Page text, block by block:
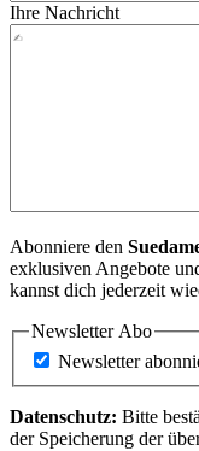
Ihre Nachricht
Abonniere den
exklusiven Angebote
kannst dich jederzeit
Newsletter Abo
Newsletter
Datenschutz: Bitte
der Speicherung der